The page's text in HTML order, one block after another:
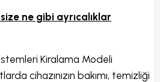
ne gibi ayrıcalıklar
Kiralama Modeli
cihazınızın bakımı, temizliği